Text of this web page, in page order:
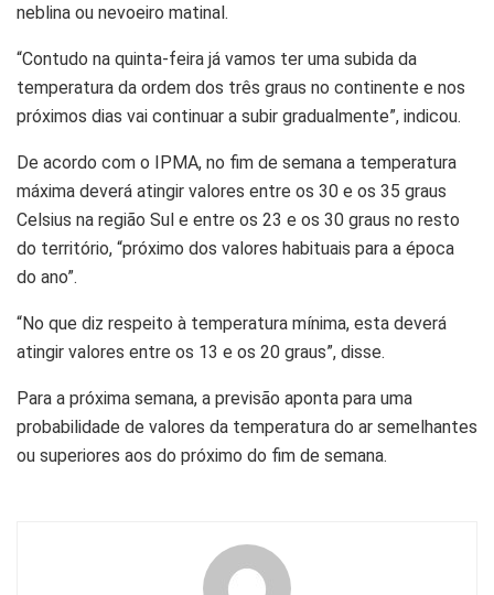
neblina ou nevoeiro matinal.
“Contudo na quinta-feira já vamos ter uma subida da
temperatura da ordem dos três graus no continente e nos
próximos dias vai continuar a subir gradualmente”, indicou.
De acordo com o IPMA, no fim de semana a temperatura
máxima deverá atingir valores entre os 30 e os 35 graus
Celsius na região Sul e entre os 23 e os 30 graus no resto
do território, “próximo dos valores habituais para a época
do ano”.
“No que diz respeito à temperatura mínima, esta deverá
atingir valores entre os 13 e os 20 graus”, disse.
Para a próxima semana, a previsão aponta para uma
probabilidade de valores da temperatura do ar semelhantes
ou superiores aos do próximo do fim de semana.